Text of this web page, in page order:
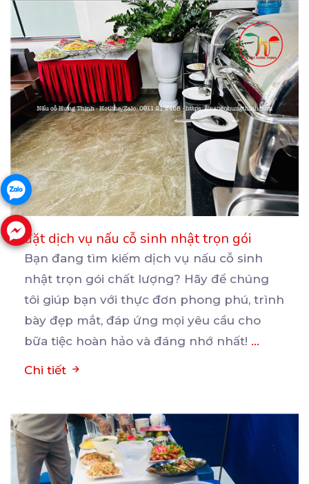
đặt dịch vụ nấu cỗ sinh nhật trọn gói
Bạn đang tìm kiếm dịch vụ nấu cỗ sinh
nhật trọn gói chất lượng? Hãy để chúng
tôi giúp bạn với thực đơn phong phú, trình
bày đẹp mắt, đáp ứng mọi yêu cầu cho
bữa tiệc hoàn hảo và đáng nhớ nhất! ...
Chi tiết